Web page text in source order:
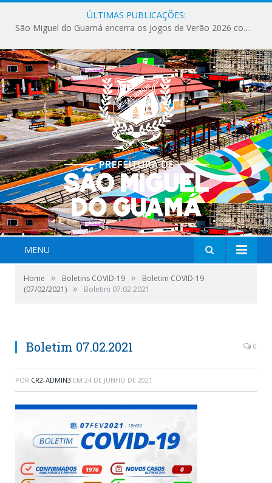
ÚLTIMAS PUBLICAÇÕES:
São Miguel do Guamá encerra os Jogos de Verão 2026 com sucesso de público e competições.
MENU
Home » Boletins COVID-19 »
Boletim COVID-19
(07/02/2021) » Boletim 07.02.2021
Boletim 07.02.2021 0
POR CR2-ADMIN3 EM 24 DE JUNHO DE 2021